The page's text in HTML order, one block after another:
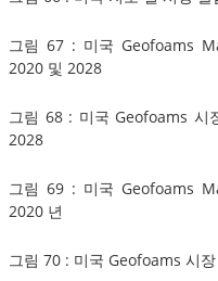
그림 67 : 미국 Geofoams
2020 및 2028
그림 68 : 미국 Geofoams
2028
그림 69 : 미국 Geofoams
2020 년
그림 70 : 미국 Geofoams 시